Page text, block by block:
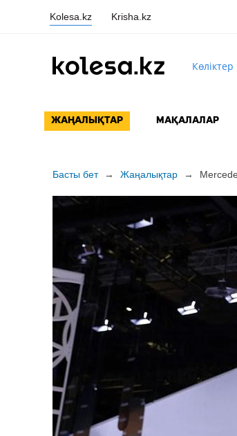
Kolesa.kz Krisha.kz
Көліктер
ЖАҢАЛЫҚТАР МАҚАЛАЛАР
Басты бет → Жаңалықтар →